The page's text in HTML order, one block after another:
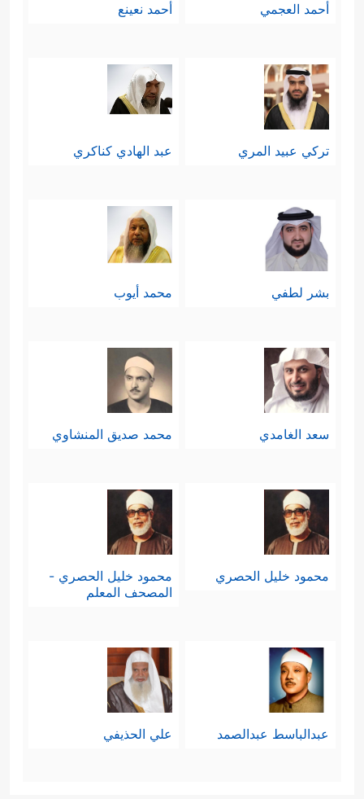
أحمد العجمي أحمد نعينع
تركي عبيد المري عبد الهادي كناكري
بشر لطفي محمد أيوب
سعد الغامدي محمد صديق المنشاوي
محمود خليل الحصري
محمود خليل الحصري -
المصحف المعلم
عبدالباسط عبدالصمد علي الحذيفي